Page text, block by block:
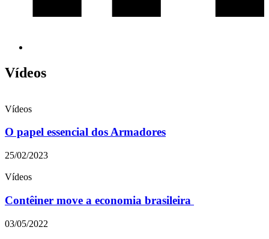
Vídeos
Vídeos
O papel essencial dos Armadores
25/02/2023
Vídeos
Contêiner move a economia brasileira
03/05/2022